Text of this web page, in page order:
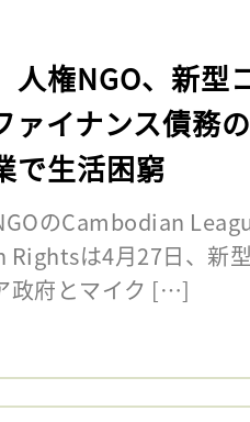
人権NGO、新型
ァイナンス債務
で生活困窮
のCambodian
は4月27日、新
政府とマイク […]